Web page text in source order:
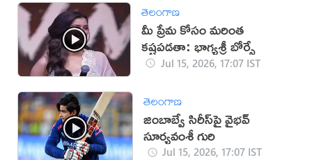
తెలంగాణ
మీ ప్రేమ కోసం మరింత
కష్టపడతా: భాగ్యశ్రీ బోర్సే
Jul 15, 2026, 17:07 IST
తెలంగాణ
జింబాబ్వే సిరీస్‌పై వైభవ్
సూర్యవంశీ గురి
Jul 15, 2026, 17:07 IST